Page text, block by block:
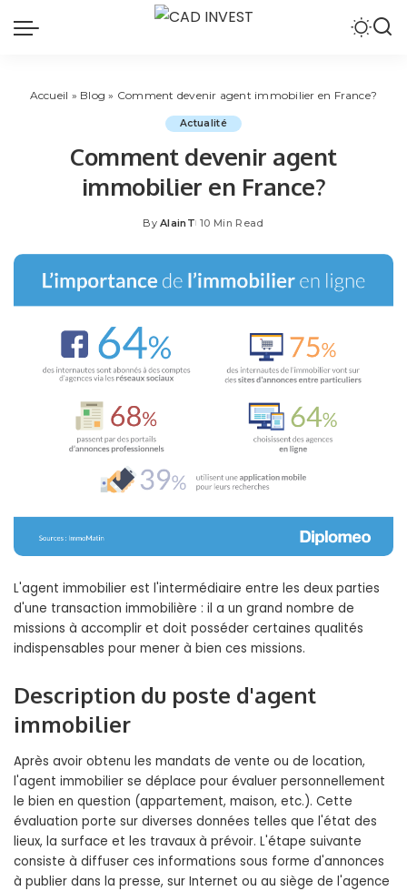
Accueil » Blog » Comment devenir agent immobilier en France?
Actualité
Comment devenir agent
immobilier en France?
Posted
By AlainT 10 Min Read
L'agent immobilier est l'intermédiaire entre les deux parties
d'une transaction immobilière : il a un grand nombre de
missions à accomplir et doit posséder certaines qualités
indispensables pour mener à bien ces missions.
Description du poste d'agent
immobilier
Après avoir obtenu les mandats de vente ou de location,
l'agent immobilier se déplace pour évaluer personnellement
le bien en question (appartement, maison, etc.). Cette
évaluation porte sur diverses données telles que l'état des
lieux, la surface et les travaux à prévoir. L'étape suivante
consiste à diffuser ces informations sous forme d'annonces
à publier dans la presse, sur Internet ou au siège de l'agence